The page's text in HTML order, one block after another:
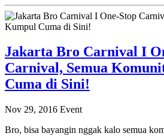
Jakarta Bro Carnival I
Carnival, Semua
Cuma di Sini!
Nov 29, 2016 Event
Bro, bisa bayangin nggak kalo semua